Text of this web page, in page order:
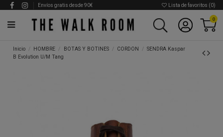
Envíos gratis desde 90€ Lista de favoritos (0)
0
Inicio HOMBRE BOTAS Y BOTINES CORDON
SENDRA Kaspar
B Evolution U/M Tang